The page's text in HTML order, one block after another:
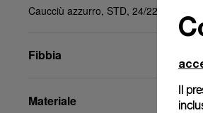
Caucciù azzurro, STD, 24/22, BA
Fibbia
Materiale
Il